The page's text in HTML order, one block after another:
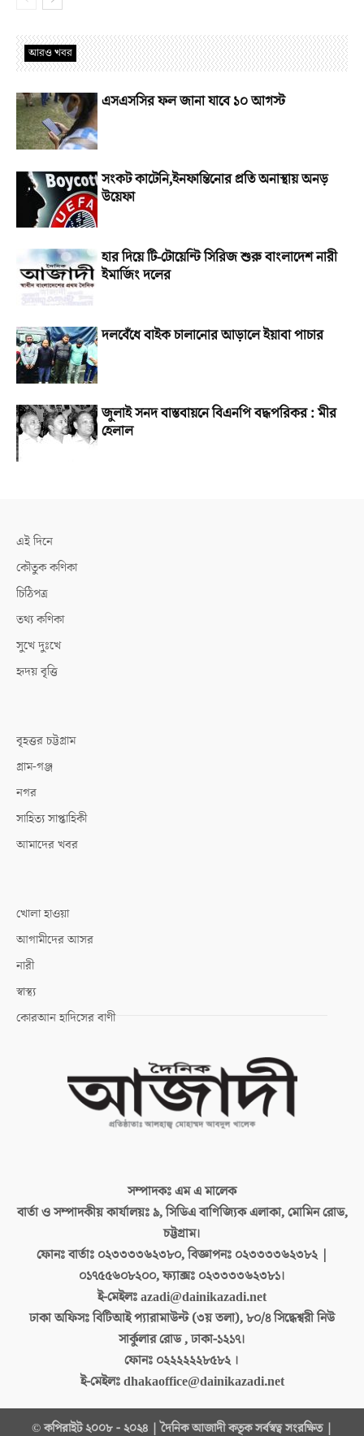
আরও খবর
এসএসসির ফল জানা যাবে ১০ আগস্ট
সংকট কাটেনি,ইনফান্তিনোর প্রতি অনাস্থায় অনড়
উয়েফা
হার দিয়ে টি-টোয়েন্টি সিরিজ শুরু বাংলাদেশ নারী
ইমার্জিং দলের
দলবেঁধে বাইক চালানোর আড়ালে ইয়াবা পাচার
জুলাই সনদ বাস্তবায়নে বিএনপি বদ্ধপরিকর : মীর
হেলাল
এই দিনে
কৌতুক কণিকা
চিঠিপত্র
তথ্য কণিকা
সুখে দুঃখে
হৃদয় বৃত্তি
বৃহত্তর চট্টগ্রাম
গ্রাম-গঞ্জ
নগর
সাহিত্য সাপ্তাহিকী
আমাদের খবর
খোলা হাওয়া
আগামীদের আসর
নারী
স্বাস্থ্য
কোরআন হাদিসের বাণী
সম্পাদকঃএম এ মালেক
বার্তা ও সম্পাদকীয় কার্যালয়ঃ৯, সিডিএ বাণিজ্যিক এলাকা, মোমিন রোড,
চট্টগ্রাম।
ফোনঃ বার্তাঃ ০২৩৩৩৩৬২৩৮০, বিজ্ঞাপনঃ ০২৩৩৩৩৬২৩৮২ |
০১৭৫৫৬০৮২০০, ফ্যাক্সঃ ০২৩৩৩৩৬২৩৮১।
ই-মেইলঃazadi@dainikazadi.net
ঢাকা অফিসঃবিটিআই প্যারামাউন্ট (৩য় তলা), ৮০/৪ সিদ্ধেশ্বরী নিউ
সার্কুলার রোড , ঢাকা-১২১৭।
ফোনঃ ০২২২২২২৮৫৮২ ।
ই-মেইলঃdhakaoffice@dainikazadi.net
© কপিরাইট ২০০৮ - ২০২৪ | দৈনিক আজাদী কতৃক সর্বস্বত্ব সংরক্ষিত |